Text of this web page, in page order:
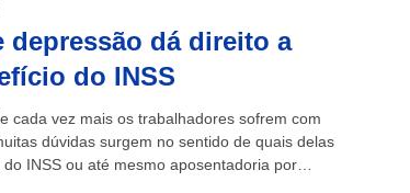
depressão dá direito a
do INSS
cada vez mais os trabalhadores sofrem com
dúvidas surgem no sentido de quais delas
INSS ou até mesmo aposentadoria por